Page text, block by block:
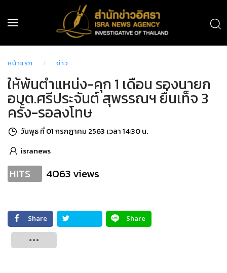
หน้าแรก ข่าว
ให้พ้นตำแหน่ง-คุก 1 เดือน รองนายก
อบต.ศรีประจันต์ สุพรรณฯ ยื่นเท็จ 3
ครั้ง-รอลงโทษ
วันพุธ ที่ 01 กรกฎาคม 2563 เวลา 14:30 น.
isranews
HITS 4063 views
Share
Share